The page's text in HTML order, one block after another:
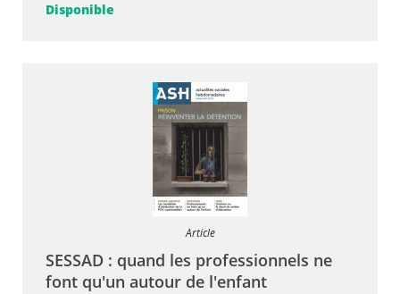
Disponible
Article
SESSAD : quand les professionnels ne
font qu'un autour de l'enfant